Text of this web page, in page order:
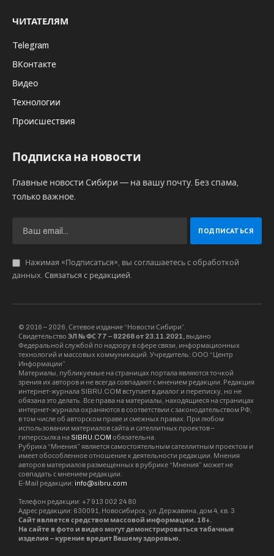
ЧИТАТЕЛЯМ
Telegram
ВКонтакте
Видео
Технологии
Происшествия
Подписка на новости
Главные новости Сибири — на вашу почту. Без спама,
только важное.
Нажимая «Подписаться», вы соглашаетесь с обработкой
данных. Связаться с редакцией.
© 2016 – 2026, Сетевое издание “Новости Сибири”.
Свидетельство ЭЛ № ФС 77 – 82268 от 23.11.2021, выдано
Федеральной службой по надзору в сфере связи, информационных
технологий и массовых коммуникаций. Учредитель: ООО “Центр
Информации”
Материалы, публикуемые на страницах портала являются точкой
зрения их авторов и не всегда совпадают с мнением редакции. Редакция
интернет-журнала SIBRU.COM вступает в диалог и переписку, но не
обязана это делать. Все права на материалы, находящиеся на страницах
интернет-журнала охраняются в соответствии с законодательством РФ,
в том числе об авторском праве и смежных правах. При любом
использовании материалов сайта и сателлитных проектов –
гиперссылка на SIBRU.COM обязательна.
Рубрика “Мнения” является самостоятельным сателлитным проектом и
имеет обособленное отношение к деятельности редакции. Мнения
авторов материалов размещенных в рубрике “Мнения” может не
совпадать с мнением редакции.
E-Mail редакции: info@sibru.com
Телефон редакции: +7 913 002 24 80
Адрес редакции: 630091, Новосибирск, ул. Державина, дом 4, кв. 3
Сайт является средством массовой информации. 18+.
На сайте в фото и видео могут демонстрироваться табачные
изделия – курение вредит Вашему здоровью.